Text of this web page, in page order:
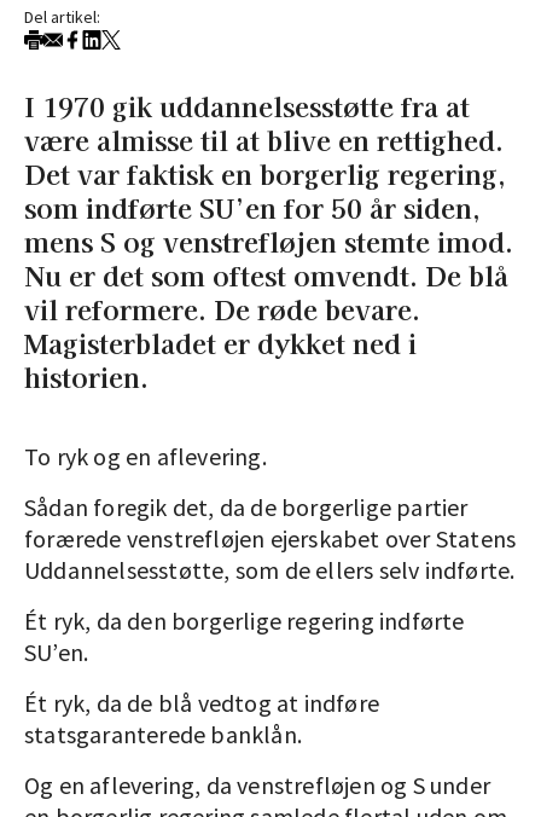
Del artikel:
I 1970 gik uddannelsesstøtte fra at
være almisse til at blive en rettighed.
Det var faktisk en borgerlig regering,
som indførte SU’en for 50 år siden,
mens S og venstrefløjen stemte imod.
Nu er det som oftest omvendt. De blå
vil reformere. De røde bevare.
Magisterbladet er dykket ned i
historien.
To ryk og en aflevering.
Sådan foregik det, da de borgerlige partier
forærede venstrefløjen ejerskabet over Statens
Uddannelsesstøtte, som de ellers selv indførte.
Ét ryk, da den borgerlige regering indførte
SU’en.
Ét ryk, da de blå vedtog at indføre
statsgaranterede banklån.
Og en aflevering, da venstrefløjen og S under